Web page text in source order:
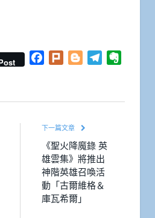
Facebook
Plurk BloggerTelegram
下一篇文章
《聖火降魔錄 英
雄雲集》將推出
神階英雄召喚活
動「古爾維格＆
庫瓦希爾」